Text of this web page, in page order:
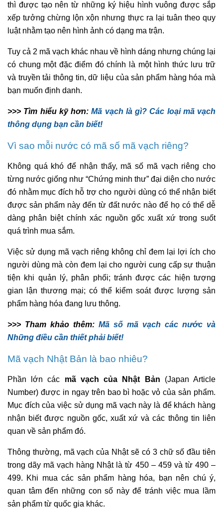
thì được tạo nên từ những ký hiệu hình vuông được sắp
xếp tưởng chừng lộn xộn nhưng thực ra lại tuân theo quy
luật nhằm tạo nên hình ảnh có dạng ma trận.
Tuy cả 2 mã vạch khác nhau về hình dáng nhưng chúng lại
có chung một đặc điểm đó chính là một hình thức lưu trữ
và truyền tải thông tin, dữ liệu của sản phẩm hàng hóa mà
bạn muốn định danh.
>>> Tìm hiểu kỹ hơn:Mã vạch là gì? Các loại mã vạch
thông dụng bạn cần biết!
Vì sao mỗi nước có mã số mã vạch riêng?
Không quá khó để nhận thấy, mã số mã vạch riêng cho
từng nước giống như “Chứng minh thư” đại diện cho nước
đó nhằm mục đích hỗ trợ cho người dùng có thể nhận biết
được sản phẩm này đến từ đất nước nào để họ có thể dễ
dàng phân biệt chính xác nguồn gốc xuất xứ trong suốt
quá trình mua sắm.
Việc sử dụng mã vạch riêng không chỉ đem lại lợi ích cho
người dùng mà còn đem lại cho người cung cấp sự thuận
tiện khi quản lý, phân phối; tránh được các hiện tượng
gian lận thương mại; có thể kiểm soát được lượng sản
phẩm hàng hóa đang lưu thông.
>>> Tham khảo thêm: Mã số mã vạch các nước và
Những điều cần thiết phải biết!
Mã vạch Nhật Bản là bao nhiêu?
Phần lớn các mã vạch của Nhật Bản (Japan Article
Number) được in ngay trên bao bì hoặc vỏ của sản phẩm.
Mục đích của việc sử dụng mã vạch này là để khách hàng
nhận biết được nguồn gốc, xuất xứ và các thông tin liên
quan về sản phẩm đó.
Thông thường, mã vạch của Nhật sẽ có 3 chữ số đầu tiên
trong dãy mã vạch hàng Nhật là từ 450 – 459 và từ 490 –
499. Khi mua các sản phẩm hàng hóa, bạn nên chú ý,
quan tâm đến những con số này để tránh việc mua lầm
sản phẩm từ quốc gia khác.